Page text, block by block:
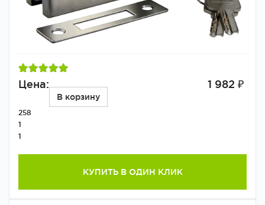
Цена: 1 982 ₽
В корзину
258
1
1
КУПИТЬ В ОДИН КЛИК